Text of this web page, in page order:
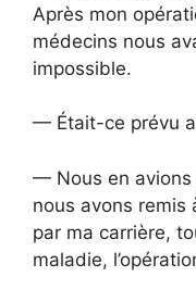
Après mon
médecins nous
impossible.
— Était-ce prévu
— Nous en avions
nous avons remis
par ma carrière,
maladie,